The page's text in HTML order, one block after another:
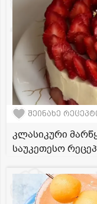
შეინახე
კლასიკური
საუკეთესო